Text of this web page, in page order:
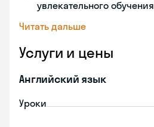
увлекательного обучения
Читать дальше
Услуги и цены
Английский язык
Уроки